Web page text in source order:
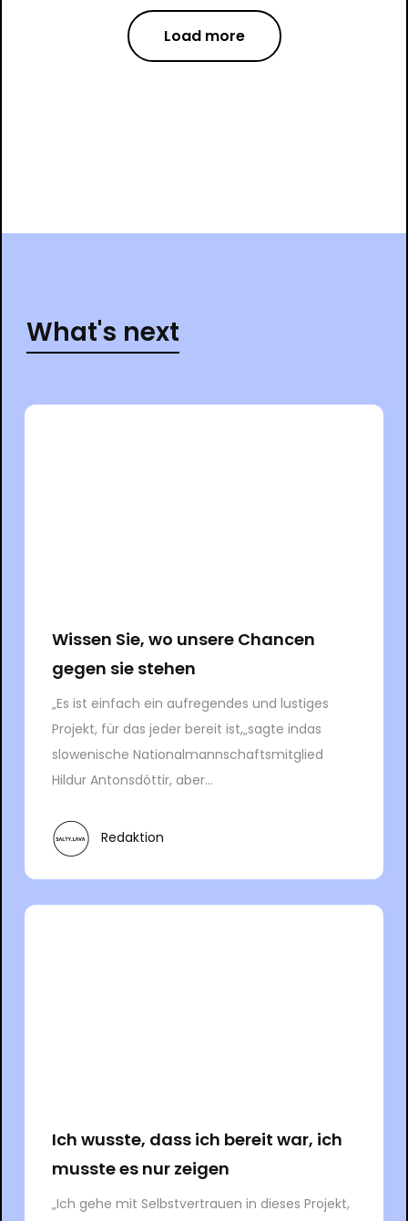
Load more
What's next
Wissen Sie, wo unsere Chancen
gegen sie stehen
„Es ist einfach ein aufregendes und lustiges
Projekt, für das jeder bereit ist,„sagte indas
slowenische Nationalmannschaftsmitglied
Hildur Antonsdóttir, aber...
Redaktion
Ich wusste, dass ich bereit war, ich
musste es nur zeigen
„Ich gehe mit Selbstvertrauen in dieses Projekt,